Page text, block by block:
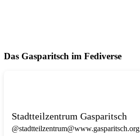
Das Gasparitsch im Fediverse
Stadtteilzentrum Gasparitsch
@stadtteilzentrum@www.gasparitsch.org